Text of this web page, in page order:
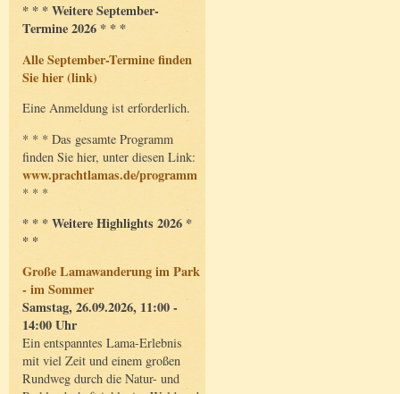
* * * Weitere September-
Termine 2026 * * *
Alle September-Termine finden
Sie hier (link)
Eine Anmeldung ist erforderlich.
* * * Das gesamte Programm
finden Sie hier, unter diesen Link:
www.prachtlamas.de/programm
* * *
* * * Weitere Highlights 2026 *
* *
Große Lamawanderung im Park
- im Sommer
Samstag, 26.09.2026, 11:00 -
14:00 Uhr
Ein entspanntes Lama-Erlebnis
mit viel Zeit und einem großen
Rundweg durch die Natur- und